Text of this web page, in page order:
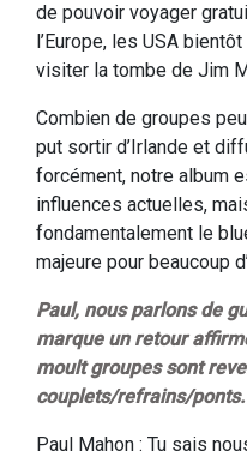
de pouvoir voyager
l’Europe, les USA
visiter la tombe de Jim
Combien de groupes
put sortir d’Irlande et
forcément, notre album
influences actuelles,
fondamentalement le
majeure pour beaucoup
Paul, nous parlons de
marque un retour
moult groupes sont
couplets/refrains/ponts.
Paul Mahon : Tu sais